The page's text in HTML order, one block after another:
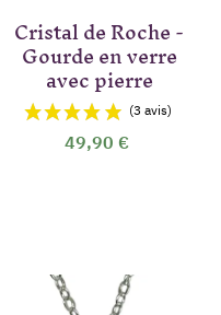
Cristal de Roche -
Gourde en verre
avec pierre
49,90 €